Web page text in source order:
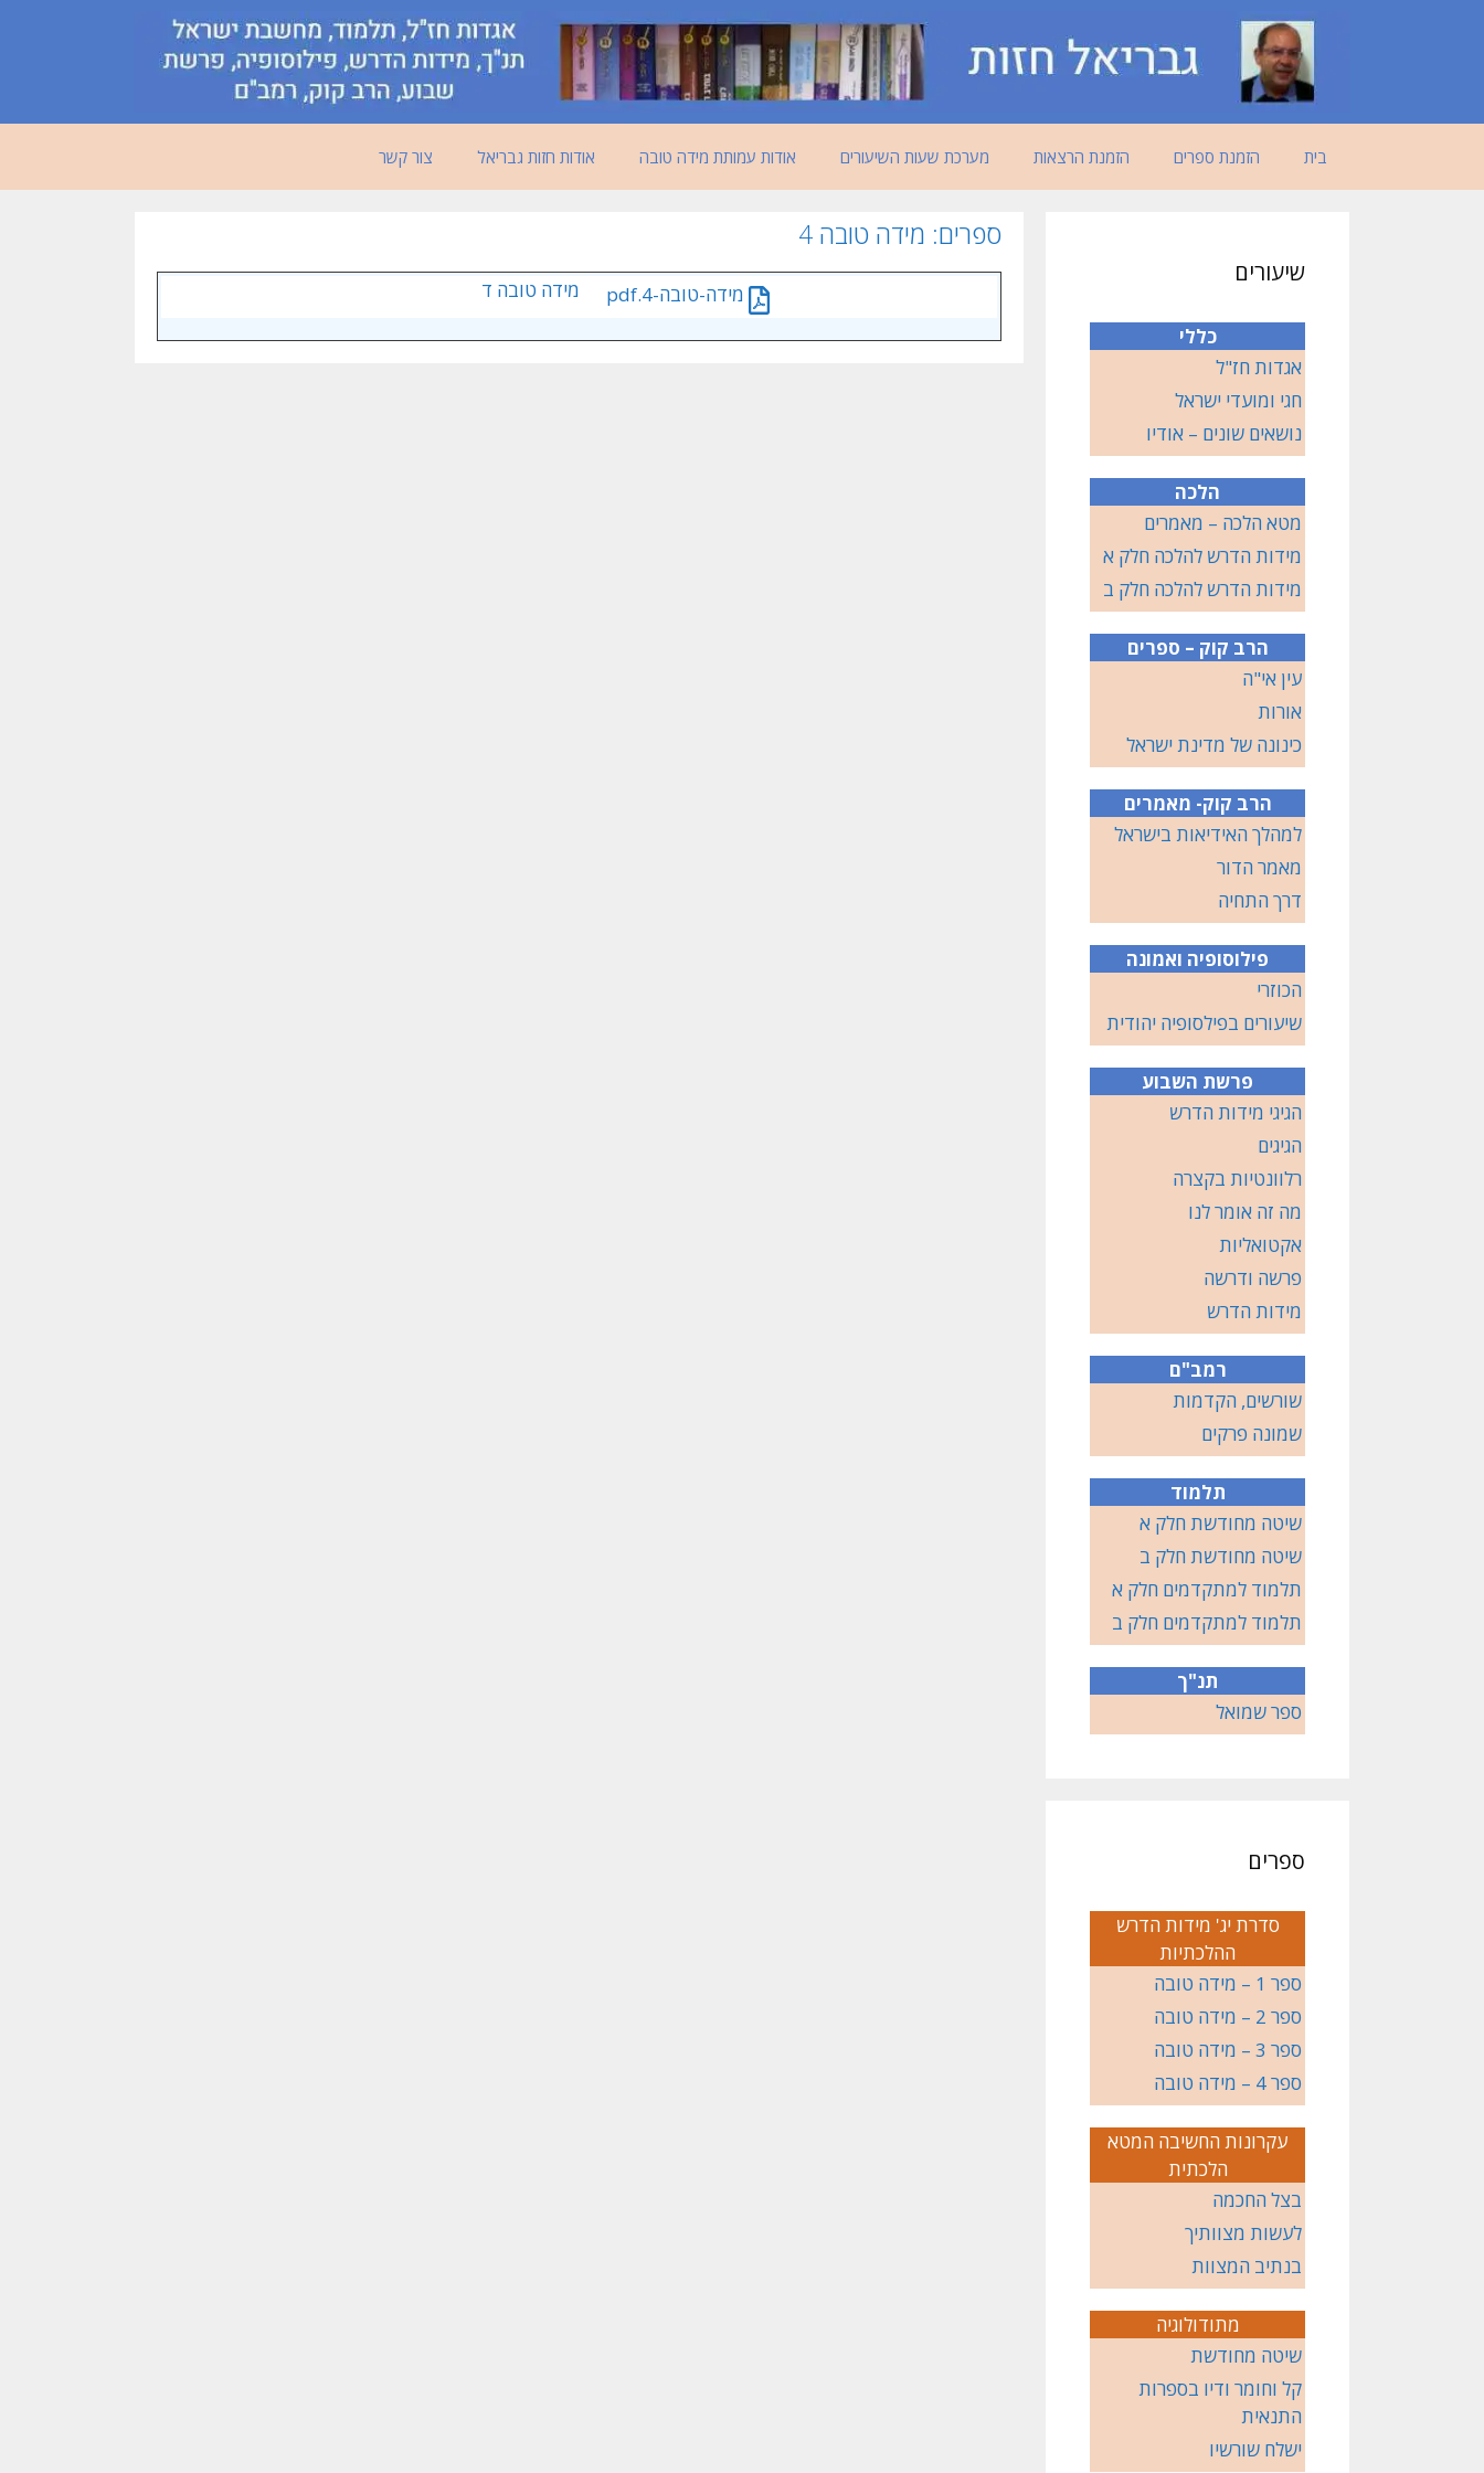
בית הזמנת ספרים הזמנת הרצאות מערכת שעות השיעורים אודות עמותת מידה טובה אודות חזות גבריאל צור קשר
ספרים: מידה טובה 4
מידה-טובה-4.pdf מידה טובה ד
שיעורים
כללי
אגדות חז"ל
חגי ומועדי ישראל
נושאים שונים – אודיו
הלכה
מטא הלכה – מאמרים
מידות הדרש להלכה חלק א
מידות הדרש להלכה חלק ב
הרב קוק – ספרים
עין אי"ה
אורות
כינונה של מדינת ישראל
הרב קוק- מאמרים
למהלך האידיאות בישראל
מאמר הדור
דרך התחיה
פילוסופיה ואמונה
הכוזרי
שיעורים בפילסופיה יהודית
פרשת השבוע
הגיגי מידות הדרש
הגיגים
רלוונטיות בקצרה
מה זה אומר לנו
אקטואליות
פרשה ודרשה
מידות הדרש
רמב"ם
שורשים, הקדמות
שמונה פרקים
תלמוד
שיטה מחודשת חלק א
שיטה מחודשת חלק ב
תלמוד למתקדמים חלק א
תלמוד למתקדמים חלק ב
תנ"ך
ספר שמואל
ספרים
סדרת יג' מידות הדרש
ההלכתיות
ספר 1 – מידה טובה
ספר 2 – מידה טובה
ספר 3 – מידה טובה
ספר 4 – מידה טובה
עקרונות החשיבה המטא
הלכתית
בצל החכמה
לעשות מצוותיך
בנתיב המצוות
מתודולוגיה
שיטה מחודשת
קל וחומר ודיו בספרות
התנאית
ישלח שורשיו